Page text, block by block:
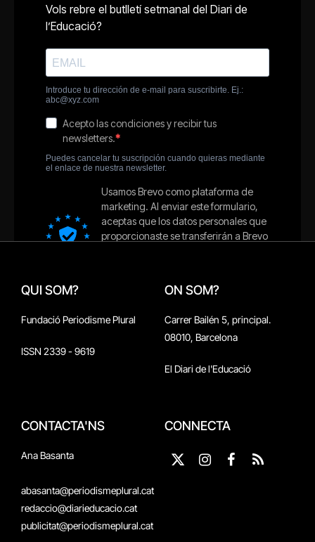
QUI SOM?
Fundació Periodisme Plural
ISSN 2339 - 9619
ON SOM?
Carrer Bailén 5, principal.
08010, Barcelona
El Diari de l'Educació
CONTACTA'NS
Ana Basanta
abasanta@periodismeplural.cat
redaccio@diarieducacio.cat
publicitat@periodismeplural.cat
CONNECTA
X
Instagram
Facebook
RSS